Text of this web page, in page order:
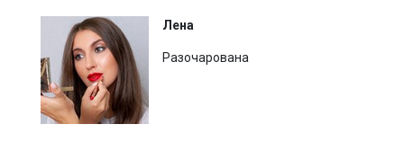
Лена
Разочарована